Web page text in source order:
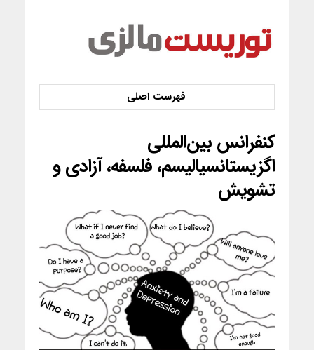
کنفرانس بین‌المللی
اگزیستانسیالیسم، فلسفه، آزادی و
تشویش